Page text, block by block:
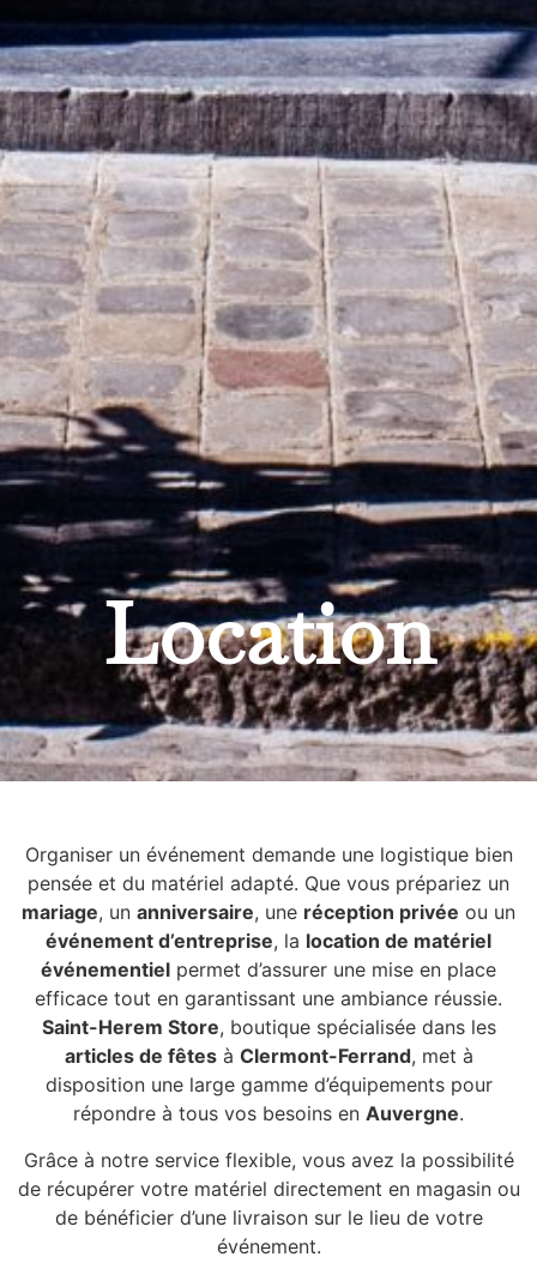
Location
Organiser un événement demande une logistique bien
pensée et du matériel adapté. Que vous prépariez un
mariage, un anniversaire, une réception privée ou un
événement d’entreprise, la location de matériel
événementiel permet d’assurer une mise en place
efficace tout en garantissant une ambiance réussie.
Saint-Herem Store, boutique spécialisée dans les
articles de fêtesà Clermont-Ferrand, met à
disposition une large gamme d’équipements pour
répondre à tous vos besoins en Auvergne.
Grâce à notre service flexible, vous avez la possibilité
de récupérer votre matériel directement en magasin ou
de bénéficier d’une livraison sur le lieu de votre
événement.